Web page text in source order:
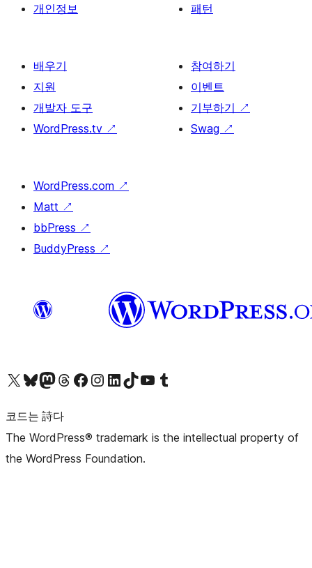
개인정보
패턴
배우기
지원
개발자 도구
WordPress.tv ↗
참여하기
이벤트
기부하기 ↗
Swag ↗
WordPress.com ↗
Matt ↗
bbPress ↗
BuddyPress ↗
X(이전 트위터) 계정 방문하기블루스카이 계정 방문하기마스토돈 계정 방문하기스레드 계정 방문하기 페이스북 페이지 방문하기인스타그램 계정 방문하기 LinkedIn 계정 방문하기틱톡 계정 방문하기유튜브 채널 방문하기 텀블러 계정 방문하기
코드는 詩다
The WordPress® trademark is the intellectual property of
the WordPress Foundation.